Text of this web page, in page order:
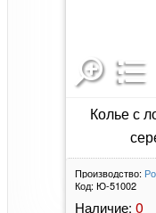
Колье с
Производство:
Код: Ю-51002
Наличие: 0